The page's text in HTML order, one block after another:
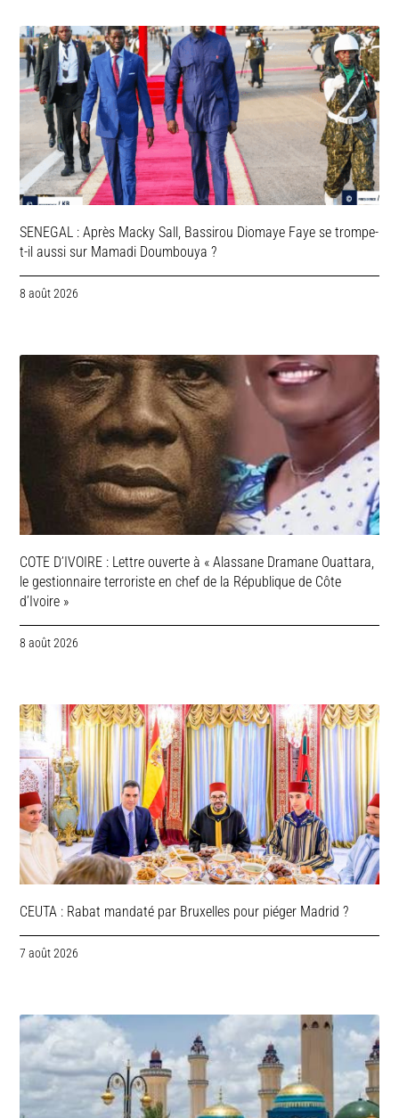
SENEGAL : Après Macky Sall, Bassirou Diomaye Faye se trompe-
t-il aussi sur Mamadi Doumbouya ?
8 août 2026
COTE D’IVOIRE : Lettre ouverte à « Alassane Dramane Ouattara,
le gestionnaire terroriste en chef de la République de Côte
d’Ivoire »
8 août 2026
CEUTA : Rabat mandaté par Bruxelles pour piéger Madrid ?
7 août 2026